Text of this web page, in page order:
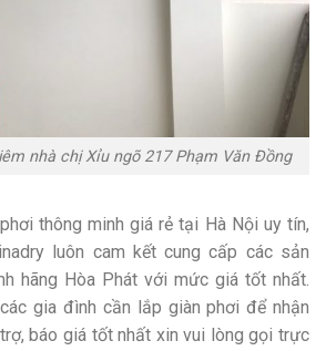
nhà chị Xỉu ngõ 217 Phạm Văn Đồng
thông minh giá rẻ tại Hà Nội uy tín,
luôn cam kết cung cấp các sản
hãng Hòa Phát với mức giá tốt nhất.
gia đình cần lắp giàn phơi để nhận
báo giá tốt nhất xin vui lòng gọi trực